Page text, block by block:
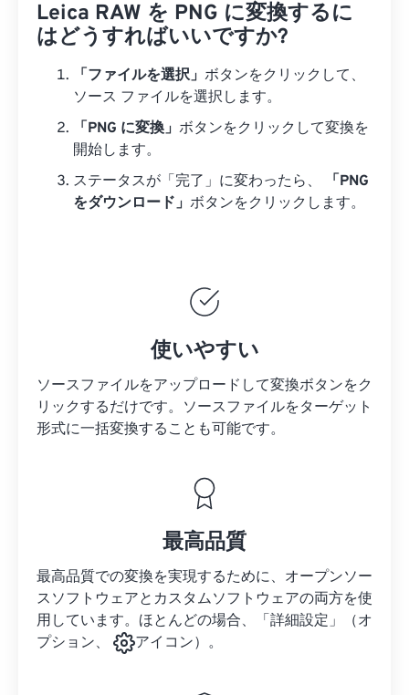
Leica RAW を PNG に変換するに
はどうすればいいですか?
「ファイルを選択」 ボタンをクリックして、
ソース ファイルを選択します。
「PNG に変換」 ボタンをクリックして変換を
開始します。
ステータスが「完了」に変わったら、
「PNG
をダウンロード」 ボタンをクリックします。
使いやすい
ソースファイルをアップロードして変換ボタンをク
リックするだけです。 ソースファイルをターゲット
形式に一括変換することも可能です。
最高品質
最高品質での変換を実現するために、オープンソー
スソフトウェアとカスタムソフトウェアの両方を使
用しています。ほとんどの場合、「詳細設定」（オ
プション、
アイコン）。